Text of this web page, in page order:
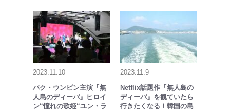
2023.11.10
パク・ウンビン主演『無
人島のディーバ』ヒロイ
ン“憧れの歌姫“ユン・ラ
2023.11.9
Netflix話題作『無人島の
ディーバ』を観ていたら
行きたくなる！韓国の島